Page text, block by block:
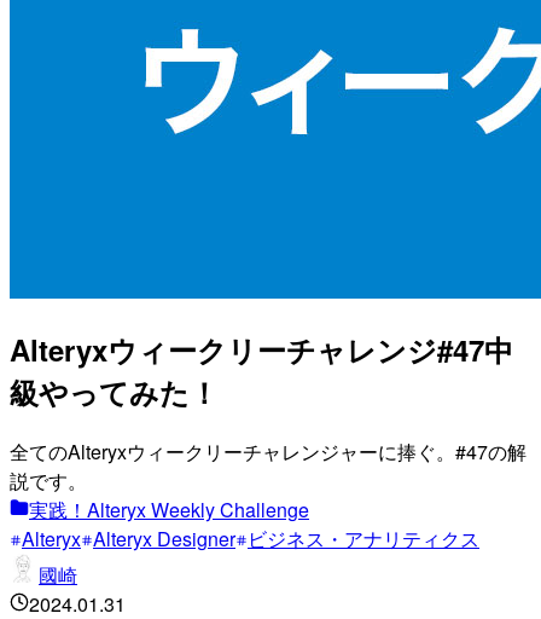
Alteryxウィークリーチャレンジ#47中
級やってみた！
全てのAlteryxウィークリーチャレンジャーに捧ぐ。#47の解
説です。
実践！Alteryx Weekly Challenge
Alteryx Alteryx Designer ビジネス・アナリティクス
國崎
2024.01.31